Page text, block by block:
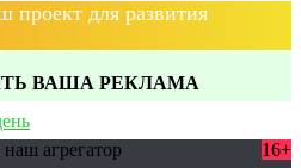
проект для развития
ВАША РЕКЛАМА
агрегатор
16+